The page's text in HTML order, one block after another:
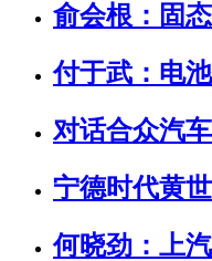
俞会根：固
付于武：电
对话合众汽
宁德时代黄
何晓劲：上